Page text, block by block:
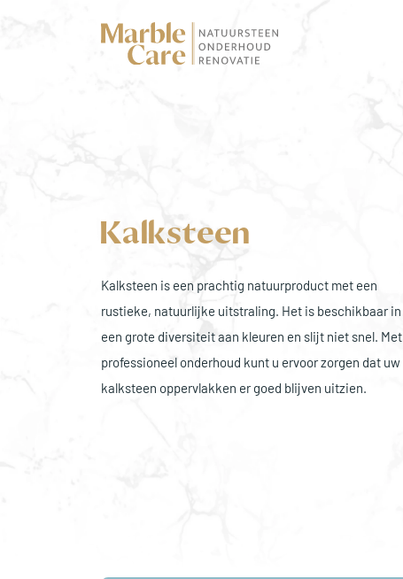
Kalksteen
Kalksteen is een prachtig natuurproduct met een
rustieke, natuurlijke uitstraling. Het is beschikbaar in
een grote diversiteit aan kleuren en slijt niet snel. Met
professioneel onderhoud kunt u ervoor zorgen dat uw
kalksteen oppervlakken er goed blijven uitzien.